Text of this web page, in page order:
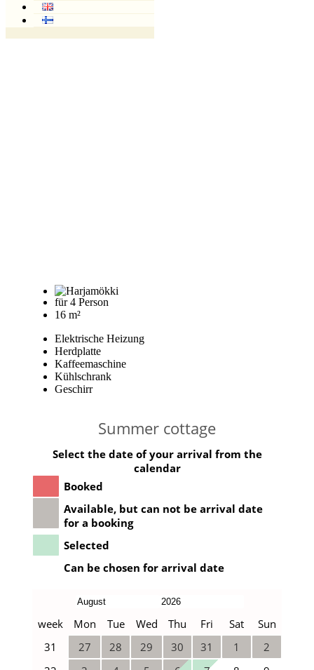
für 4 Person
16 m²
Elektrische Heizung
Herdplatte
Kaffeemaschine
Kühlschrank
Geschirr